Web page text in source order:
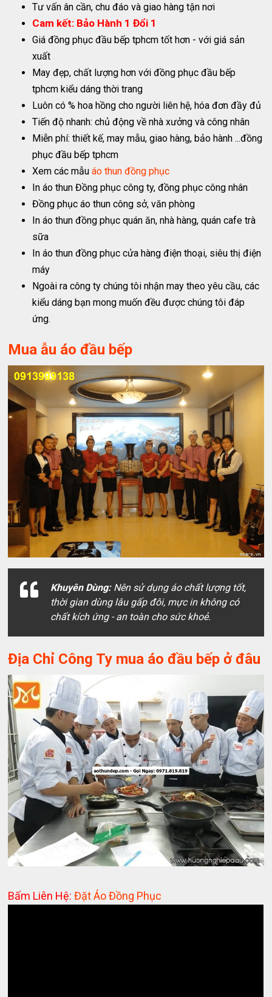
Tư vấn ân cần, chu đáo và giao hàng tận nơi
Cam kết: Bảo Hành 1 Đổi 1
Giá đồng phục đầu bếp tphcm tốt hơn - với giá sản
xuất
May đẹp, chất lượng hơn với đồng phục đầu bếp
tphcm kiểu dáng thời trang
Luôn có % hoa hồng cho người liên hệ, hóa đơn đầy đủ
Tiến độ nhanh: chủ động về nhà xưởng và công nhân
Miễn phí: thiết kế, may mẫu, giao hàng, bảo hành ...đồng
phục đầu bếp tphcm
Xem các mẫuáo thun đồng phục
In áo thun Đồng phục công ty, đồng phục công nhân
Đồng phục áo thun công sở, văn phòng
In áo thun đồng phục quán ăn, nhà hàng, quán cafe trà
sữa
In áo thun đồng phục cửa hàng điện thoại, siêu thị điện
máy
Ngoài ra công ty chúng tôi nhận may theo yêu cầu, các
kiểu dáng bạn mong muốn đều được chúng tôi đáp
ứng.
Mua ẫu áo đầu bếp
Khuyên Dùng: Nên sử dụng áo chất lượng tốt,
thời gian dùng lâu gấp đôi, mực in không có
chất kích ứng - an toàn cho sức khoẻ.
Địa Chỉ Công Ty mua áo đầu bếp ở đâu
Bấm Liên Hệ:Đặt Áo Đồng Phục